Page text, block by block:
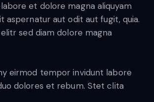
et dolore magna aliquyam
aspernatur aut odit aut fugit, quia.
sed diam dolore magna
eirmod tempor invidunt labore
dolores et rebum. Stet clita